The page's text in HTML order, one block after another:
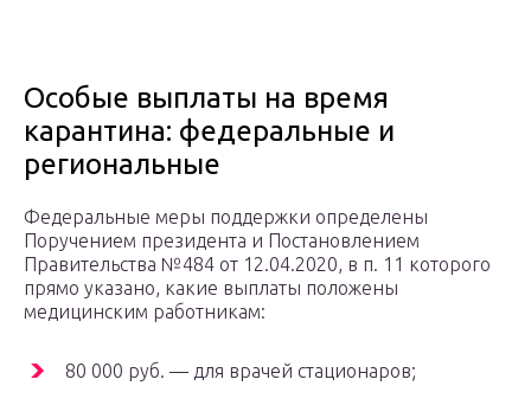
Особые выплаты на время
карантина: федеральные и
региональные
Федеральные меры поддержки определены
Поручением президента и Постановлением
Правительства №484 от 12.04.2020, в п. 11 которого
прямо указано, какие выплаты положены
медицинским работникам:
80 000 руб. — для врачей стационаров;